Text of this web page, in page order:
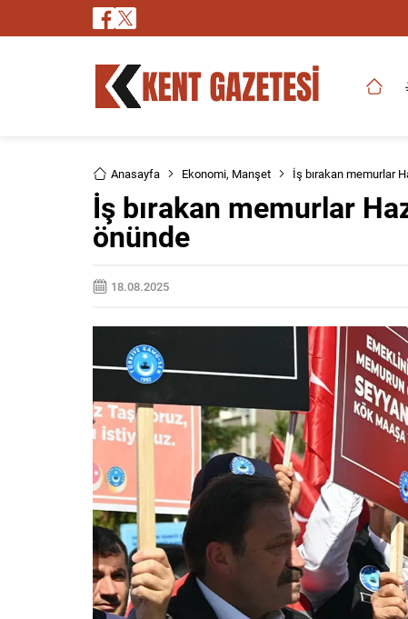
Anasayfa Ekonomi, Manşet İş bırakan memurlar
İş bırakan memurlar
önünde
18.08.2025